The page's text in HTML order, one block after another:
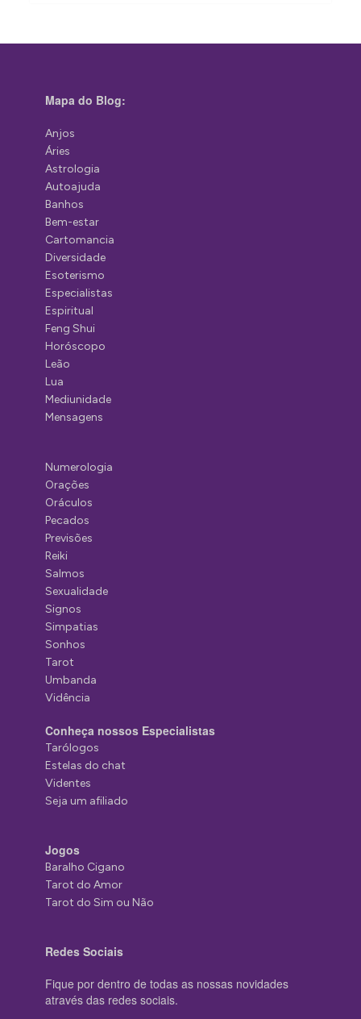
Mapa do Blog:
Anjos
Áries
Astrologia
Autoajuda
Banhos
Bem-estar
Cartomancia
Diversidade
Esoterismo
Especialistas
Espiritual
Feng Shui
Horóscopo
Leão
Lua
Mediunidade
Mensagens
Numerologia
Orações
Oráculos
Pecados
Previsões
Reiki
Salmos
Sexualidade
Signos
Simpatias
Sonhos
Tarot
Umbanda
Vidência
Conheça nossos Especialistas
Tarólogos
Estelas do chat
Videntes
Seja um afiliado
Jogos
Baralho Cigano
Tarot do Amor
Tarot do Sim ou Não
Redes Sociais
Fique por dentro de todas as nossas novidades
através das redes sociais.